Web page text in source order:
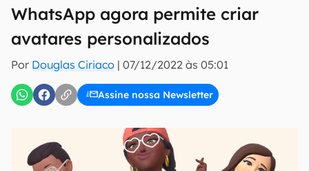
WhatsApp agora permite criar
avatares personalizados
Por Douglas Ciriaco | 07/12/2022 às 05:01
Assine nossa Newsletter
mão.
E-mail
inscreva-se
Confirmo que li, aceito e concordo com os
Uso e Política de Privacidade do Canaltech.